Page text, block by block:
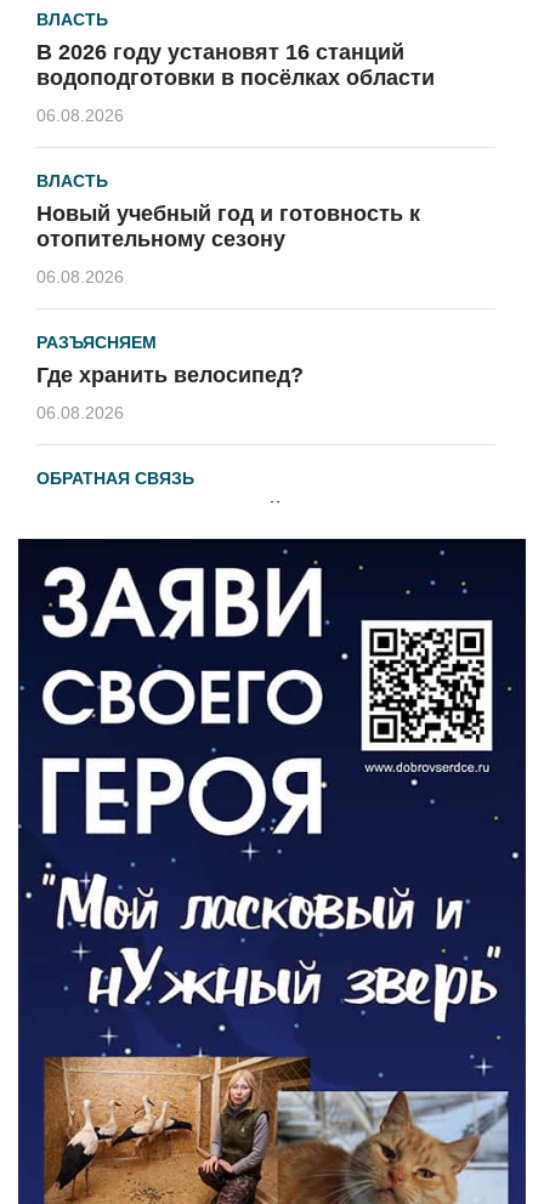
ВЛАСТЬ
В 2026 году установят 16 станций
водоподготовки в посёлках области
06.08.2026
ВЛАСТЬ
Новый учебный год и готовность к
отопительному сезону
06.08.2026
РАЗЪЯСНЯЕМ
Где хранить велосипед?
06.08.2026
ОБРАТНАЯ СВЯЗЬ
Администрация онлайн
ВЛАСТЬ
День памяти и «Симфония народов»
06.08.2026
Новый настил на экотропе
05.08.2026